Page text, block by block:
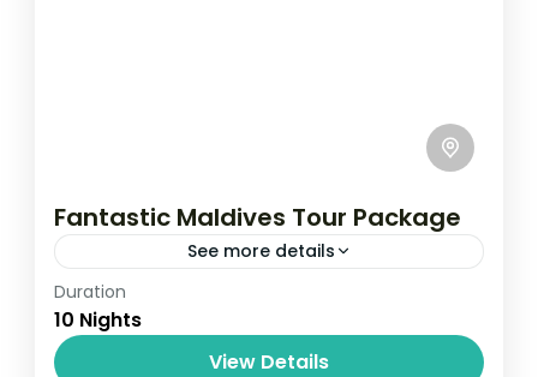
Fantastic Maldives Tour Package
See more details
Travel is the movement of people between
relatively distant geographical locations,
and can involve travel by foot, bicycle,
Duration
10 Nights
View Details